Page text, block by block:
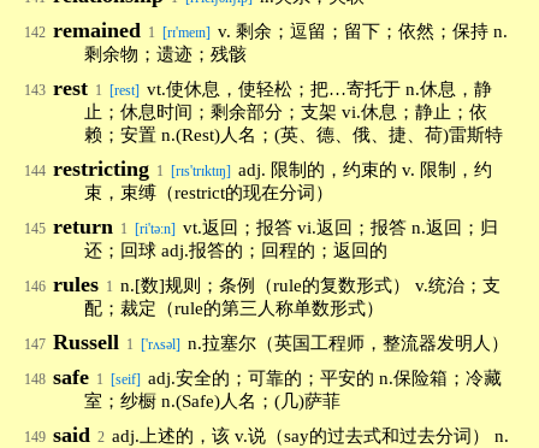
142 remained 1 [rɪ'meɪn] v. 剩余；逗留；留下；依然；保持 n.
剩余物；遗迹；残骸
143 rest 1 [rest] vt.使休息，使轻松；把…寄托于 n.休息，静
止；休息时间；剩余部分；支架 vi.休息；静止；依
赖；安置 n.(Rest)人名；(英、德、俄、捷、荷)雷斯特
144 restricting 1 [rɪs'trɪktɪŋ] adj. 限制的，约束的 v. 限制，约
束，束缚（restrict的现在分词）
145 return 1 [ri'tə:n] vt.返回；报答 vi.返回；报答 n.返回；归
还；回球 adj.报答的；回程的；返回的
146 rules 1 n.[数]规则；条例（rule的复数形式） v.统治；支
配；裁定（rule的第三人称单数形式）
147 Russell 1 ['rʌsəl] n.拉塞尔（英国工程师，整流器发明人）
148 safe 1 [seif] adj.安全的；可靠的；平安的 n.保险箱；冷藏
室；纱橱 n.(Safe)人名；(几)萨菲
149 said 2 adj.上述的，该 v.说（say的过去式和过去分词） n.